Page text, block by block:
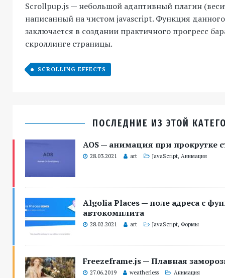
Scrollpup.js — небольшой адаптивный плагин
написанный на чистом javascript. Функция
заключается в создании практичного прогресс
скроллинге страницы.
SCROLLING EFFECTS
ПОСЛЕДНИЕ ИЗ ЭТОЙ
AOS — анимация при прокрутке
28.03.2021 art JavaScript, Анимация
Algolia Places — поле адреса с
автокомплита
28.02.2021 art JavaScript, Формы
Freezeframe.js — Плавная
27.06.2019 weatherless Анимация